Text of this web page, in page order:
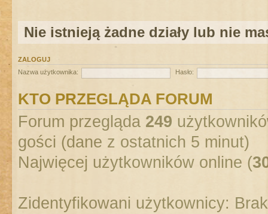
Nie istnieją żadne działy lub nie
ZALOGUJ
Nazwa użytkownika:
Hasło:
KTO PRZEGLĄDA FORUM
Forum przegląda 249
gości (dane z ostatnich 5 minut)
Najwięcej użytkowników online (
Zidentyfikowani użytkownicy: